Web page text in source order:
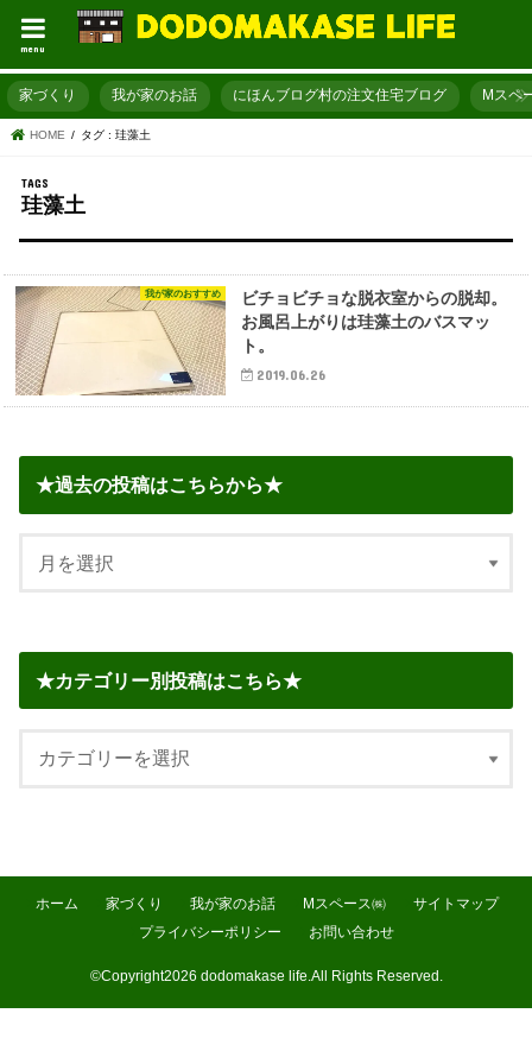
menu
家づくり 我が家のお話 にほんブログ村の注文住宅ブログ Mスペ
HOME タグ : 珪藻土
珪藻土
我が家のおすすめ
ビチョビチョな脱衣室からの脱却。
お風呂上がりは珪藻土のバスマッ
ト。
2019.06.26
★過去の投稿はこちらから★
★カテゴリー別投稿はこちら★
ホーム 家づくり 我が家のお話 Mスペース㈱
サイトマップ
プライバシーポリシー
お問い合わせ
©Copyright2026 dodomakase life .All Rights Reserved.